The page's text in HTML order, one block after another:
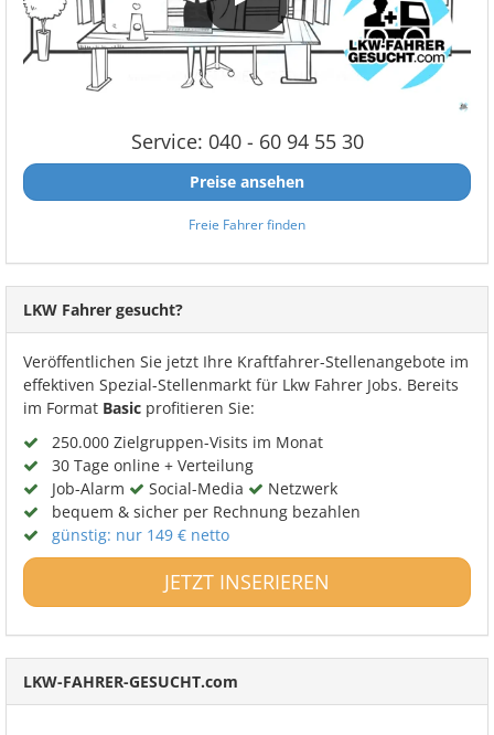
Service: 040 - 60 94 55 30
Preise ansehen
Freie Fahrer finden
LKW Fahrer gesucht?
Veröffentlichen Sie jetzt Ihre Kraftfahrer-Stellenangebote im
effektiven Spezial-Stellenmarkt für Lkw Fahrer Jobs. Bereits
im Format Basic profitieren Sie:
250.000 Zielgruppen-Visits im Monat
30 Tage online + Verteilung
Job-Alarm
Social-Media
Netzwerk
bequem & sicher per Rechnung bezahlen
günstig: nur 149 € netto
JETZT INSERIEREN
LKW-FAHRER-GESUCHT.com